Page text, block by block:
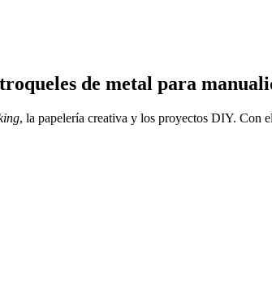
de metal para
, la papelería creativa y los proyectos DIY. Con